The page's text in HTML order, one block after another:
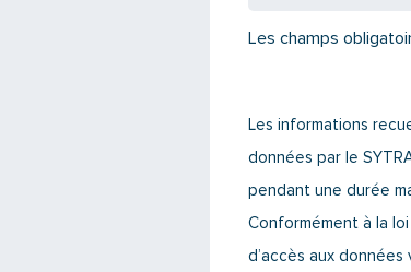
Les champs
Les informations
données par le
pendant une durée
Conformément à la
d’accès aux